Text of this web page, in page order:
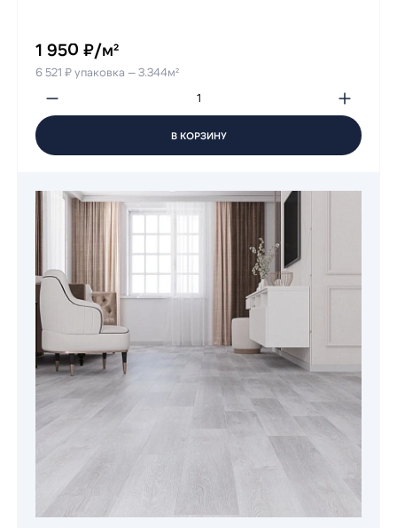
1 950 ₽/м²
6 521 ₽ упаковка — 3.344м²
В КОРЗИНУ